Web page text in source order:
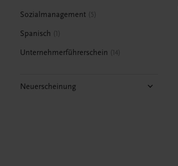
Sozialmanagement 5
Spanisch 1
Unternehmerführerschein 14
Neuerscheinung